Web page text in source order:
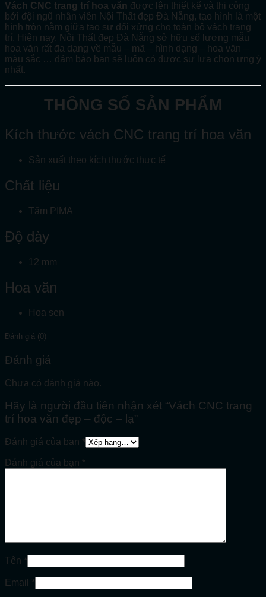
Vách CNC trang trí hoa văn được lên thiết kế và thi công
bởi đội ngũ nhân viên Nội Thất đẹp Đà Nẵng, tạo hình là một
hình tròn nằm giữa tạo sự đối xứng cho toàn bộ vách trang
trí. Hiện nay, Nội Thất đẹp Đà Nẵng sở hữu số lượng mẫu
hoa văn rất đa dạng về mẫu – mã – hình dạng – hoa văn –
màu sắc … đảm bảo bạn sẽ luôn có được sự lựa chọn ưng ý
nhất.
THÔNG SỐ SẢN PHẨM
Kích thước vách CNC trang trí hoa văn
Sản xuất theo kích thước thực tế
Chất liệu
Tấm PIMA
Độ dày
12 mm
Hoa văn
Hoa sen
Đánh giá (0)
Đánh giá
Chưa có đánh giá nào.
Hãy là người đầu tiên nhận xét “Vách CNC trang
trí hoa văn đẹp – độc – lạ”
Đánh giá của bạn *
Đánh giá của bạn *
Tên *
Email *